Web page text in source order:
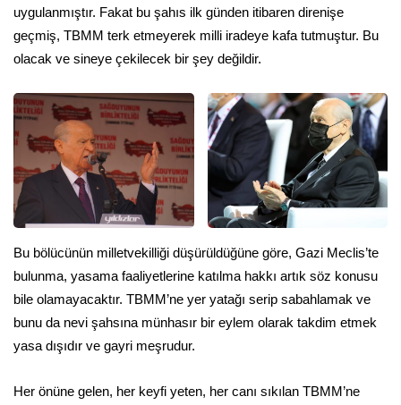
uygulanmıştır. Fakat bu şahıs ilk günden itibaren direnişe
geçmiş, TBMM terk etmeyerek milli iradeye kafa tutmuştur. Bu
olacak ve sineye çekilecek bir şey değildir.
Bu bölücünün milletvekilliği düşürüldüğüne göre, Gazi Meclis’te
bulunma, yasama faaliyetlerine katılma hakkı artık söz konusu
bile olamayacaktır. TBMM’ne yer yatağı serip sabahlamak ve
bunu da nevi şahsına münhasır bir eylem olarak takdim etmek
yasa dışıdır ve gayri meşrudur.
Her önüne gelen, her keyfi yeten, her canı sıkılan TBMM’ne